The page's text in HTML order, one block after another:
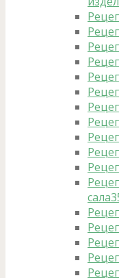
сала